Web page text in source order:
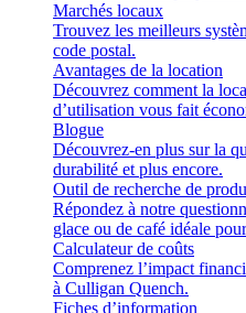
Marchés locaux
Trouvez les meilleurs
code postal.
Avantages de la location
Découvrez comment la
d’utilisation vous fait
Blogue
Découvrez-en plus sur la
durabilité et plus encore.
Outil de recherche de
Répondez à notre
glace ou de café idéale
Calculateur de coûts
Comprenez l’impact
à Culligan Quench.
Fiches d’information